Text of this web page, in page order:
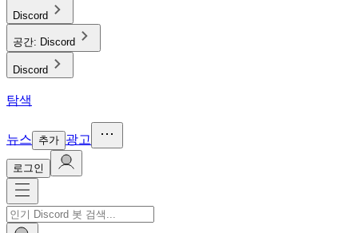
Discord
공간: Discord
Discord
탐색
뉴스 추가 광고
로그인